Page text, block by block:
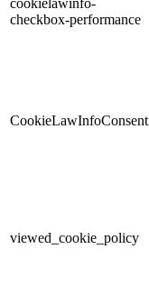
checkbox-performance
CookieLawInfoConsent
viewed_cookie_policy